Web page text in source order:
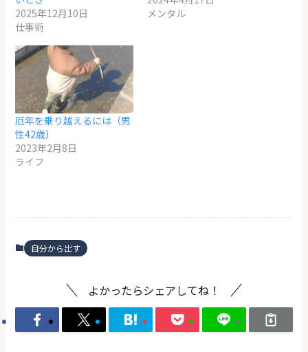
2025年12月10日
仕事術
メンタル
厄年を乗り越えるには（男
性42歳）
2023年2月8日
ライフ
自分から出す
よかったらシェアしてね！